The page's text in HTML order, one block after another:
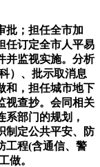
；担任全市加
任订定全市人平易
并监视实施。分析
）、批示取消息
和，担任城市地下
视查抄。会同相关
部门的规划，
制定公共平安、防
工程(含通信、警
做。